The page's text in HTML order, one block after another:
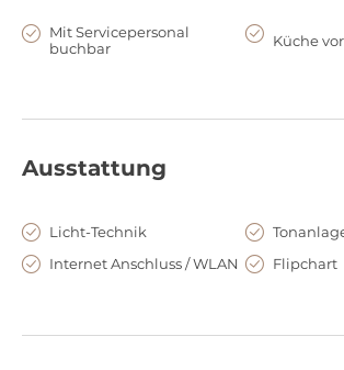
Der Fokus der Wuppertaler FertighausWelt
energieeffizientem Bauen – die Häuser
Mit Servicepersonal
buchbar
Küche
Ausstattung
Licht-Technik
Internet Anschluss / WLAN
Flipchart